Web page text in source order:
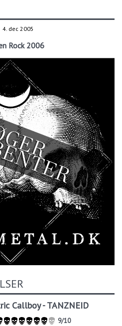
4. dec 2005
Rock 2006
Callboy - TANZNEID
9/10